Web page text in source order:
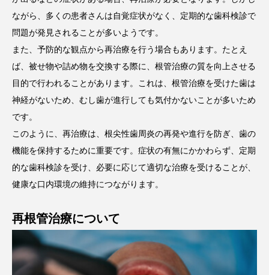
ながら、多くの患者さんは自覚症状がなく、定期的な歯科検診で
問題が発見されることが多いようです。
また、予防的な観点から再治療を行う場合もあります。たとえ
ば、被せ物や詰め物を交換する際に、根管治療の質を向上させる
目的で行われることがあります。これは、根管治療を受けた歯は
神経がないため、むし歯が進行しても気付かないことが多いため
です。
このように、再治療は、根尖性歯周炎の再発や進行を防ぎ、歯の
機能を保持するために重要です。症状の有無にかかわらず、定期
的な歯科検診を受け、必要に応じて適切な治療を受けることが、
健康な口内環境の維持につながります。
再根管治療について